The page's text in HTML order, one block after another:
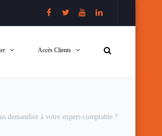
Accès Clients
demandiez à votre expert-comptable ?